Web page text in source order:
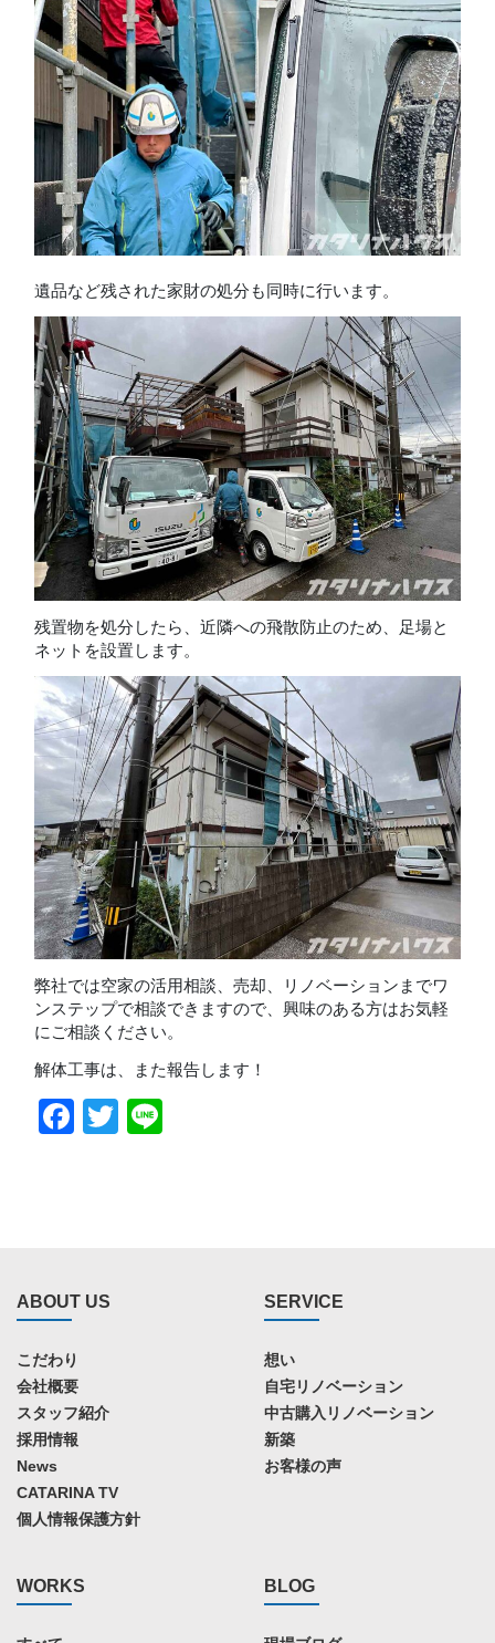
遺品など残された家財の処分も同時に行います。
残置物を処分したら、近隣への飛散防止のため、足場と
ネットを設置します。
弊社では空家の活用相談、売却、リノベーションまでワ
ンステップで相談できますので、興味のある方はお気軽
にご相談ください。
解体工事は、また報告します！
Facebook
Twitter
ABOUT US
こだわり
会社概要
スタッフ紹介
採用情報
News
CATARINA TV
個人情報保護方針
SERVICE
想い
自宅リノベーション
中古購入リノベーション
新築
お客様の声
WORKS BLOG